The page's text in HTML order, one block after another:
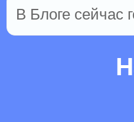
В Блоге сейчас